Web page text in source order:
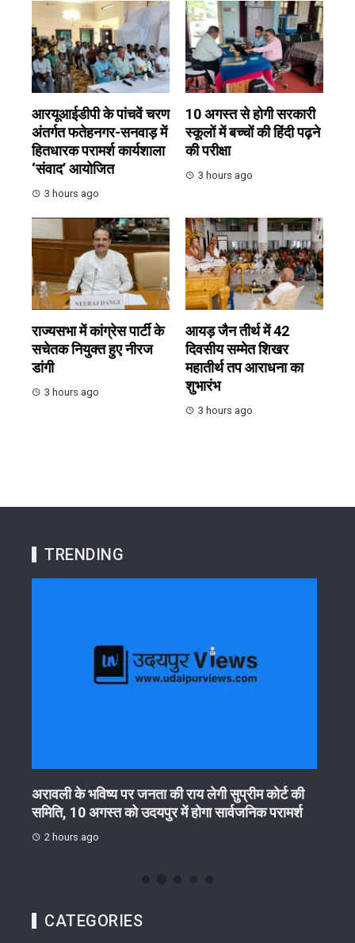
आरयूआईडीपी के पांचवें चरण
अंतर्गत फतेहनगर-सनवाड़ में
हितधारक परामर्श कार्यशाला
‘संवाद’ आयोजित
3 hours ago
10 अगस्त से होगी सरकारी
स्कूलों में बच्चों की हिंदी पढ़ने
की परीक्षा
3 hours ago
राज्यसभा में कांग्रेस पार्टी के
सचेतक नियुक्त हुए नीरज
डांगी
3 hours ago
आयड़ जैन तीर्थ में 42
दिवसीय सम्मेत शिखर
महातीर्थ तप आराधना का
शुभारंभ
3 hours ago
TRENDING
अरावली के भविष्य पर जनता की राय लेगी सुप्रीम कोर्ट की
समिति, 10 अगस्त को उदयपुर में होगा सार्वजनिक परामर्श
2 hours ago
CATEGORIES